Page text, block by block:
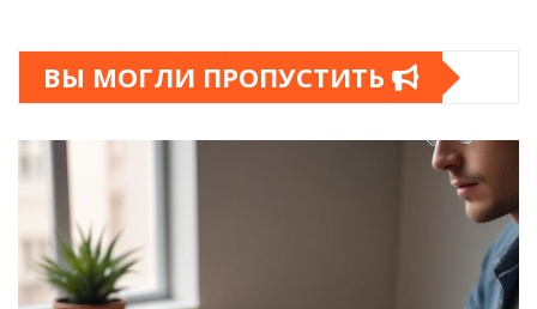
ВЫ МОГЛИ ПРОПУСТИТЬ